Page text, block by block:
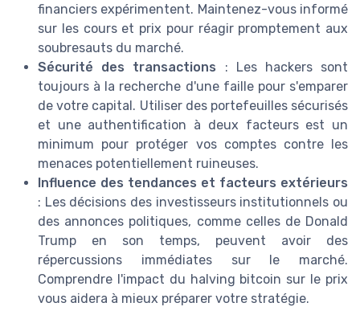
financiers expérimentent. Maintenez-vous informé
sur les cours et prix pour réagir promptement aux
soubresauts du marché.
Sécurité des transactions : Les hackers sont
toujours à la recherche d'une faille pour s'emparer
de votre capital. Utiliser des portefeuilles sécurisés
et une authentification à deux facteurs est un
minimum pour protéger vos comptes contre les
menaces potentiellement ruineuses.
Influence des tendances et facteurs extérieurs
: Les décisions des investisseurs institutionnels ou
des annonces politiques, comme celles de Donald
Trump en son temps, peuvent avoir des
répercussions immédiates sur le marché.
Comprendre l'impact du halving bitcoin sur le prix
vous aidera à mieux préparer votre stratégie.